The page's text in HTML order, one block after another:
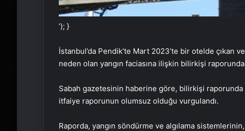
‘); }
İstanbul’da Pendik’te Mart 2023’te bir otelde çıkan
neden olan yangın faciasına ilişkin bilirkişi
Sabah gazetesinin haberine göre, bilirkişi
itfaiye raporunun olumsuz olduğu vurgulandı.
Raporda, yangın söndürme ve algılama sistemlerinin,